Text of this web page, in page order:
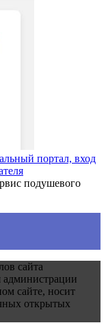
портал, вход
подушевого
сайта
администрации
сайте, носит
открытых